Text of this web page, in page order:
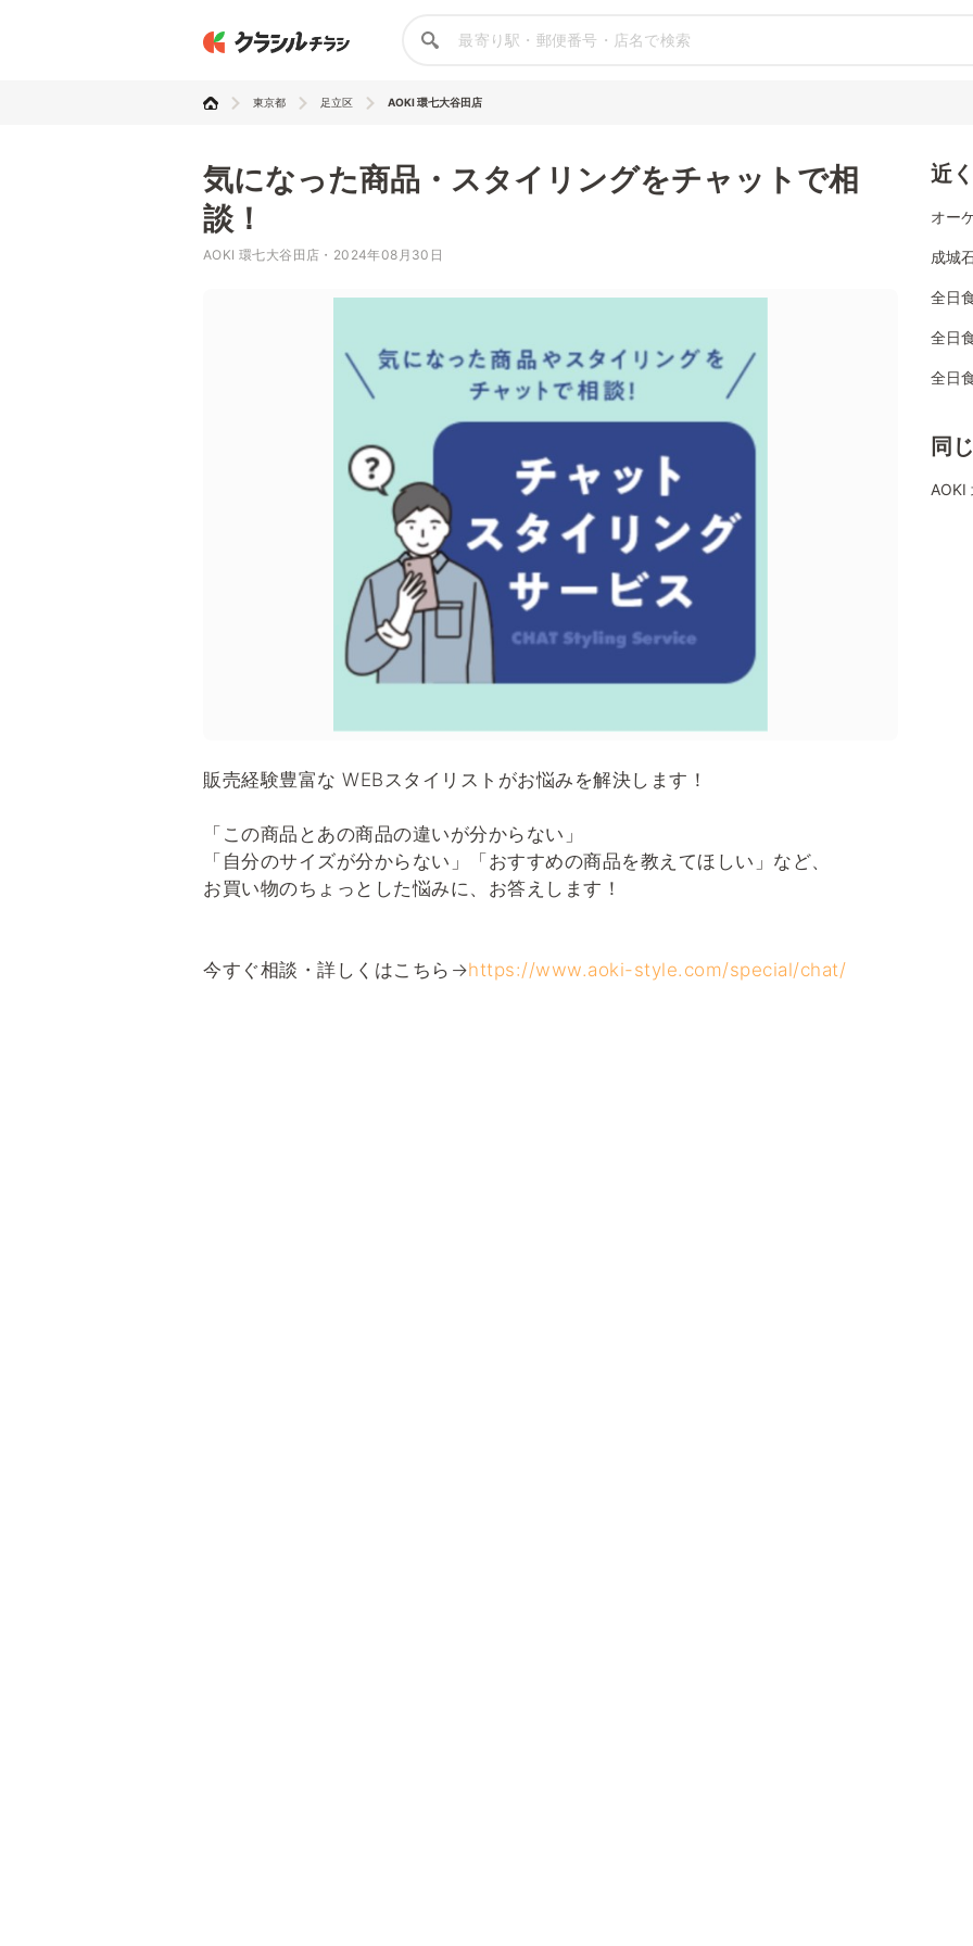
東京都 足立区 AOKI 環七大谷田店
気になった商品・スタイリングをチャットで相
談！
AOKI 環七大谷田店・2024年08月30日
販売経験豊富な WEBスタイリストがお悩みを解決します！
「この商品とあの商品の違いが分からない」
「自分のサイズが分からない」「おすすめの商品を教えてほしい」など、
お買い物のちょっとした悩みに、お答えします！
今すぐ相談・詳しくはこちら→https://www.aoki-style.com/special/chat/
近
オー
成城
全日
全日
全日
同
AOKI